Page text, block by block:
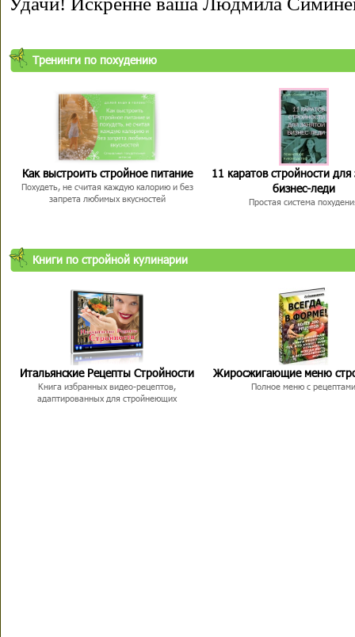
Тренинги по похудению
Как выстроить стройное питание
Похудеть, не считая каждую калорию и без
запрета любимых вкусностей
11 каратов стройности для
бизнес-леди
Простая система
Книги по стройной кулинарии
Итальянские Рецепты Стройности
Книга избранных видео-рецептов,
адаптированных для стройнеющих
Жиросжигающие меню
Полное меню с рецептами